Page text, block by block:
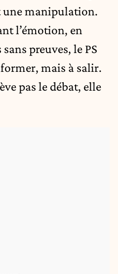
une manipulation.
l’émotion, en
preuves, le PS
mais à salir.
pas le débat, elle